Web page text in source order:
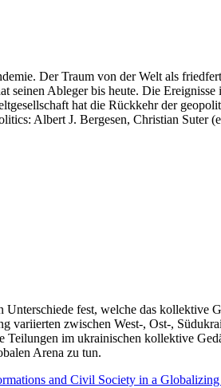
Der Traum von der Welt als
seinen Ableger bis heute. Die
hat die Rückkehr der
Albert J. Bergesen, Christian Suter
fest, welche das kollektive
zwischen West-, Ost-,
im ukrainischen kollektive
Arena zu tun.
and Civil Society in a